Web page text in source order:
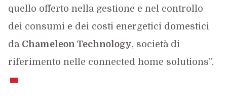
quello offerto nella gestione e nel controllo
dei consumi e dei costi energetici domestici
da Chameleon Technology, società di
riferimento nelle connected home solutions”.